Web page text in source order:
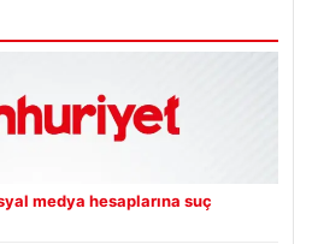
medya hesaplarına suç